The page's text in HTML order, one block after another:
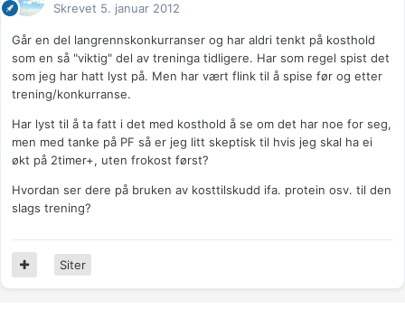
Skrevet 5. januar 2012
Går en del langrennskonkurranser og har aldri tenkt på kosthold
som en så "viktig" del av treninga tidligere. Har som regel spist det
som jeg har hatt lyst på. Men har vært flink til å spise før og etter
trening/konkurranse.
Har lyst til å ta fatt i det med kosthold å se om det har noe for seg,
men med tanke på PF så er jeg litt skeptisk til hvis jeg skal ha ei
økt på 2timer+, uten frokost først?
Hvordan ser dere på bruken av kosttilskudd ifa. protein osv. til den
slags trening?
Siter